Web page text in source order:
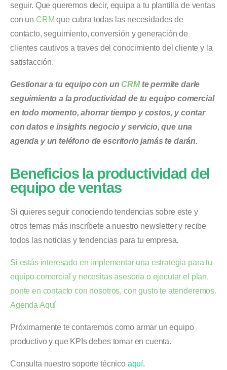
seguir. Que queremos decir, equipa a tu plantilla de ventas
con un CRM que cubra todas las necesidades de
contacto, seguimiento, conversión y generación de
clientes cautivos a traves del conocimiento del cliente y la
satisfacción.
Gestionar a tu equipo con un CRMte permite darle
seguimiento a la productividad de tu equipo comercial
en todo momento, ahorrar tiempo y costos, y contar
con datos e insights negocio y servicio, que una
agenda y un teléfono de escritorio jamás te darán.
Beneficios la productividad del
equipo de ventas
Si quieres seguir conociendo tendencias sobre este y
otros temas más inscríbete a nuestro newsletter y recibe
todos las noticias y tendencias para tu empresa.
Si estás interesado en implementar una estrategia para tu
equipo comercial y necesitas asesoría o ejecutar el plan,
ponte en contacto con nosotros, con gusto te atenderemos.
Agenda Aquí
Próximamente te contaremos como armar un equipo
productivo y que KPIs debes tomar en cuenta.
Consulta nuestro soporte técnico aquí.